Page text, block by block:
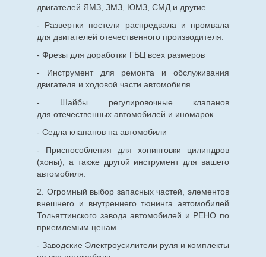
двигателей ЯМЗ, ЗМЗ, ЮМЗ, СМД и другие
- Развертки постели распредвала и промвала
для двигателей отечественного производителя.
- Фрезы для доработки ГБЦ всех размеров
- Инструмент для ремонта и обслуживания
двигателя и ходовой части автомобиля
- Шайбы регулировочные клапанов
для отечественныхавтомобилей и иномарок
- Седла клапанов на автомобили
- Приспособления для хонинговки цилиндров
(хоны), а также другой инструмент для вашего
автомобиля.
2. Огромный выбор запасных частей, элементов
внешнего и внутреннего тюнинга автомобилей
Тольяттинского завода автомобилей и РЕНО по
приемлемым ценам
- Заводские Электроусилители руля и комплекты